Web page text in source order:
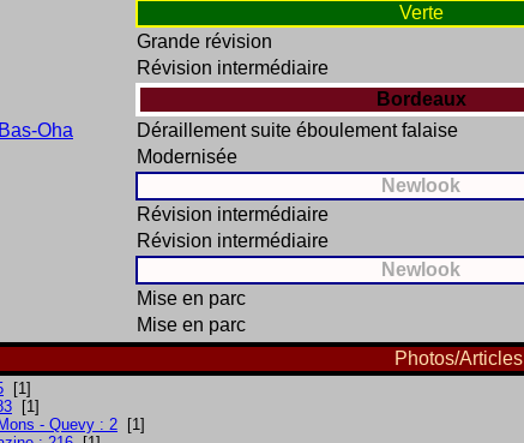
Verte
Grande révision
Révision intermédiaire
Bordeaux
Bas-Oha Déraillement suite éboulement falaise
Modernisée
Newlook
Révision intermédiaire
Révision intermédiaire
Newlook
Mise en parc
Mise en parc
Photos/Articles
[1]
[1]
- Quevy : 2 [1]